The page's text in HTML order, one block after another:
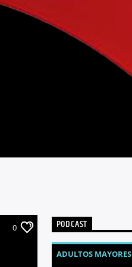
0 PODCAST
ADULTOS MAYORES